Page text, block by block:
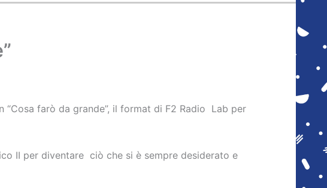
farò da grande”, il format di F2 Radio Lab per
II per diventare ciò che si è sempre desiderato e